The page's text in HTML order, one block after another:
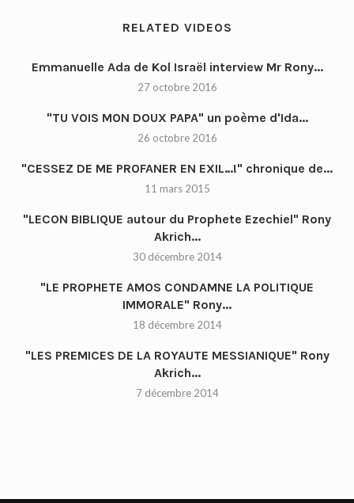
RELATED VIDEOS
Emmanuelle Ada de Kol Israël interview Mr Rony...
27 octobre 2016
"TU VOIS MON DOUX PAPA" un poème d'Ida...
26 octobre 2016
"CESSEZ DE ME PROFANER EN EXIL…!" chronique de...
11 mars 2015
"LECON BIBLIQUE autour du Prophete Ezechiel" Rony
Akrich...
30 décembre 2014
"LE PROPHETE AMOS CONDAMNE LA POLITIQUE
IMMORALE" Rony...
18 décembre 2014
"LES PREMICES DE LA ROYAUTE MESSIANIQUE" Rony
Akrich...
7 décembre 2014